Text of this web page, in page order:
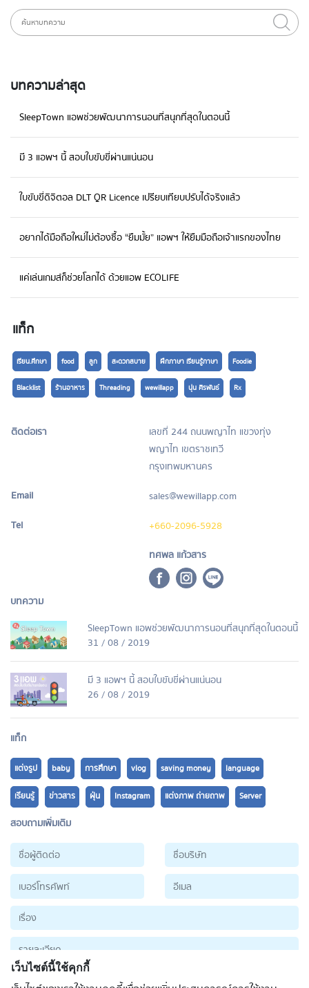
งานไม่ต้องกังวลกับการถูกเข้าแอพฯของคุณ และยังสามารสร้างธีมของคุณเอง (ภาพ
ปกและการตั้งชื่อ) เพื่อให้เหมาะกับอารมณ์ของคุณได้อีกด้วย ดาวน์โหลด iOS
แสดงรายรับรายจ่ายที่สวยงามน่าใช้ ยังมีฟังก์ชันกำหนดระยะเวลาการจ่ายบิลค่าน้ำ
ค่าไฟ ฯลฯ แอพพลิเคชั่นจะเตือนเราเมื่อถึงกำหนดในการจ่ายบิล ดาวน์โหลด iOS
ทำงบประมาณที่มีประสิทธิภาพอยู่หรือไม่ Money Lover ช่วยวางแผนงบประมาณ
สำหรับค่าใช้จ่ายของคุณให้การเงินเป็นเรื่องง่าย ยิ่งไปกว่านั้นแอปพลิเคชันสามารถ
คาดการณ์การใช้จ่ายในอนาคตตามประวัติของคุณจากนั้นให้คำแนะนำเกี่ยวกับวิธีใช้
จ่ายงบประมาณ Money Lover เข้ากับบัญชีธนาคารและรับข้อมูลอัปเดต ช่วย
ปรับปรุงยอดบัญชีและค่าใช้จ่ายรายได้จากบัญชีธนาคารโดยอัตโนมัติ ดูรายงานบัญชี
ธนาคารทั้งหมดในที่เดียวและควบคุมเงินของคุณได้ดียิ่งขึ้น ดาวน์โหลด iOS /
เงินสุดน่ารักมาพร้อมตัวการ์ตูนที่จะมาป่วนแอพพลิเคชั่นของเรา Household
account book ผู้ช่วยติดตามงบประมาณ ที่คุณได้รับและจำนวนเงินที่ใช้จ่ายใน
ให้น่ารักไม่เหมือนใครได้อีกด้วย ดาวน์โหลด iOS / Android
บทความล่าสุด
SleepTown แอพช่วยพัฒนาการนอนที่สนุกที่สุดในตอนนี้
มี 3 แอพฯ นี้ สอบใบขับขี่ผ่านแน่นอน
ใบขับขี่ดิจิตอล DLT QR Licence เปรียบเทียบปรับได้จริงแล้ว
อยากได้มือถือใหม่ไม่ต้องซื้อ “ยืมมั้ย” แอพฯ ให้ยืมมือถือเจ้าแรกของไทย
แค่เล่นเกมส์ก็ช่วยโลกได้ ด้วยแอพ ECOLIFE
แท็ก
เรียน.ศึกษา food ลูก สะดวกสบาย ฝึกภาษา เรียนรู้ภาษา Foodie
Blacklist ร้านอาหาร Threading wewillapp นุ่น ศิรพันธ์ Rx
ติดต่อเรา
เลขที่ 244 ถนนพญาไท แขวงทุ่ง
พญาไท เขตราชเทวี
กรุงเทพมหานคร
Email
sales@wewillapp.com
Tel
+660-2096-5928
ทศพล แก้วสาร
บทความ
SleepTown แอพช่วยพัฒนาการนอนที่สนุกที่สุดในตอนนี้
31 / 08 / 2019
มี 3 แอพฯ นี้ สอบใบขับขี่ผ่านแน่นอน
26 / 08 / 2019
แท็ก
แต่งรูป baby การศึกษา vlog saving money language
เรียนรู้ ข่าวสาร ฝุ่น Instagram แต่งภาพ ถ่ายถาพ Server
สอบถามเพิ่มเติม
เว็บไซต์นี้ใช้คุกกี้